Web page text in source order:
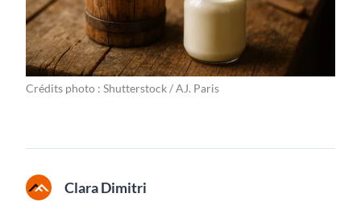
Crédits photo : Shutterstock / AJ. Paris
Clara Dimitri